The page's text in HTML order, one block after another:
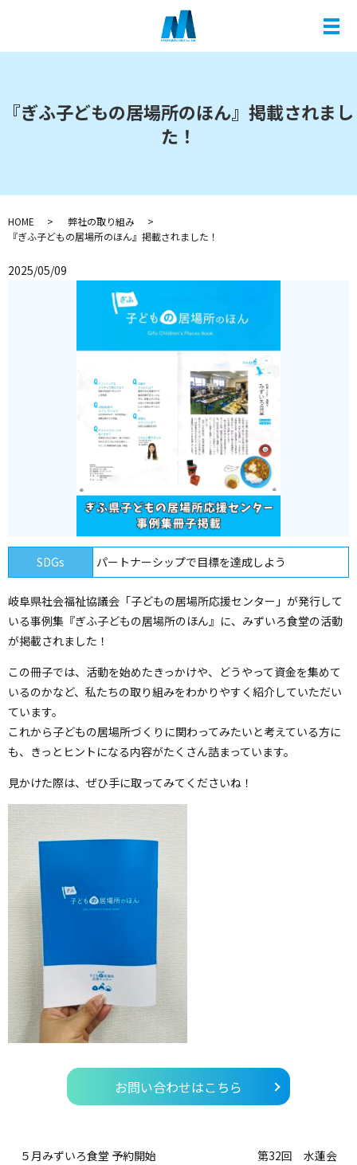
メ
『ぎふ子どもの居場所のほん』掲載されまし
た！
HOME
弊社の取り組み
『ぎふ子どもの居場所のほん』掲載されました！
2025/05/09
SDGs パートナーシップで目標を達成しよう
岐阜県社会福祉協議会「子どもの居場所応援センター」が発行して
いる事例集『ぎふ子どもの居場所のほん』に、みずいろ食堂の活動
が掲載されました！
この冊子では、活動を始めたきっかけや、どうやって資金を集めて
いるのかなど、私たちの取り組みをわかりやすく紹介していただい
ています。
これから子どもの居場所づくりに関わってみたいと考えている方に
も、きっとヒントになる内容がたくさん詰まっています。
見かけた際は、ぜひ手に取ってみてくださいね！
お問い合わせはこちら
５月みずいろ食堂 予約開始 第32回 水蓮会